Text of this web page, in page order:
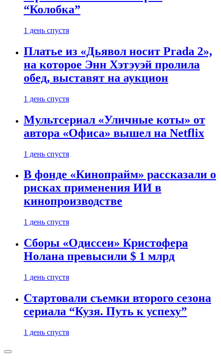
“Колобка”
1 день спустя
Платье из «Дьявол носит Prada 2»,
на которое Энн Хэтэуэй пролила
обед, выставят на аукцион
1 день спустя
Мультсериал «Уличные коты» от
автора «Офиса» вышел на Netflix
1 день спустя
В фонде «Кинопрайм» рассказали о
рисках применения ИИ в
кинопроизводстве
1 день спустя
Сборы «Одиссеи» Кристофера
Нолана превысили $ 1 млрд
1 день спустя
Стартовали съемки второго сезона
сериала “Кузя. Путь к успеху”
1 день спустя